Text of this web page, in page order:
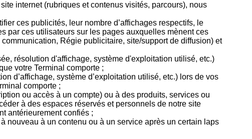
internet (rubriques et contenus visités, parcours), nous
ces publicités, leur nombre d’affichages respectifs, le
par ces utilisateurs sur les pages auxquelles mènent ces
Régie publicitaire, site/support de diffusion) et
résolution d'affichage, système d'exploitation utilisé, etc.)
votre Terminal comporte ;
d’affichage, système d’exploitation utilisé, etc.) lors de vos
comporte ;
ou accès à un compte) ou à des produits, services ou
à des espaces réservés et personnels de notre site
antérieurement confiés ;
nouveau à un contenu ou à un service après un certain laps